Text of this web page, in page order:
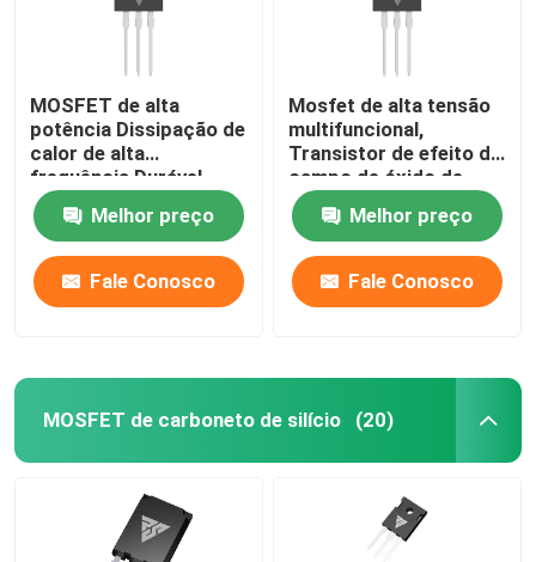
MOSFET de alta
potência Dissipação de
calor de alta
frequência Durável
Melhor preço
Fale Conosco
Mosfet de alta tensão
multifuncional,
Transistor de efeito de
campo de óxido de
metal estável
Melhor preço
Fale Conosco
MOSFET de carboneto de silício (20)